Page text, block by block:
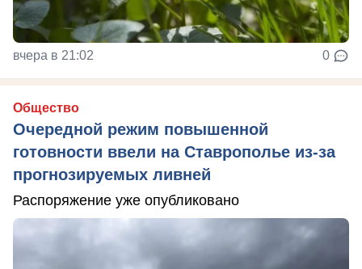
вчера в 21:02 0
Общество
Очередной режим повышенной
готовности ввели на Ставрополье из-за
прогнозируемых ливней
Распоряжение уже опубликовано